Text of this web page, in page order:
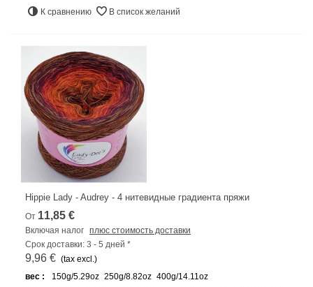
К сравнению В список желаний
Hippie Lady - Audrey - 4 нитевидные градиента пряжи
От 11,85 €
Включая налог плюс стоимость доставки
Срок доставки: 3 - 5 дней *
9,96 € (tax excl.)
вес :
150g/5.29oz 250g/8.82oz 400g/14.11oz